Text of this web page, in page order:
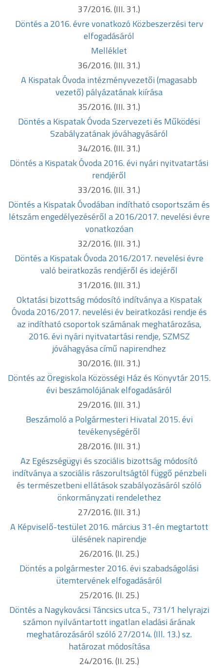
37/2016. (III. 31.)
Döntés a 2016. évre vonatkozó Közbeszerzési terv
elfogadásáról
Melléklet
36/2016. (III. 31.)
A Kispatak Óvoda intézményvezetői (magasabb
vezető) pályázatának kiírása
35/2016. (III. 31.)
Döntés a Kispatak Óvoda Szervezeti és Működési
Szabályzatánakjóváhagyásáról
34/2016. (III. 31.)
Döntés a Kispatak Óvoda 2016. évi nyári nyitvatartási
rendjéről
33/2016. (III. 31.)
Döntés a Kispatak Óvodában indítható csoportszám és
létszámengedélyezéséről a 2016/2017. nevelési évre
vonatkozóan
32/2016. (III. 31.)
Döntés a Kispatak Óvoda 2016/2017. nevelési évre
való beiratkozás rendjéről és idejéről
31/2016. (III. 31.)
Oktatási bizottság módosító indítványa a Kispatak
Óvoda 2016/2017. nevelési év beiratkozási rendje és
az indítható csoportok számának meghatározása,
2016. évi nyári nyitvatartási rendje, SZMSZ
jóváhagyása című napirendhez
30/2016. (III. 31.)
Döntés az Öregiskola Közösségi Ház és Könyvtár 2015.
évi beszámolójának elfogadásáról
29/2016. (III. 31.)
Beszámoló a Polgármesteri Hivatal 2015. évi
tevékenységéről
28/2016. (III. 31.)
Az Egészségügyi és szociális bizottság módosító
indítványa a szociális rászorultságtól függő pénzbeli
és természetbeni ellátások szabályozásáról szóló
önkormányzati rendelethez
27/2016. (III. 31.)
A Képviselő-testület 2016. március 31-én megtartott
ülésének napirendje
26/2016. (II. 25.)
Döntés a polgármester 2016. évi szabadságolási
ütemtervénekelfogadásáról
25/2016. (II. 25.)
Döntés a Nagykovácsi Táncsics utca 5., 731/1 helyrajzi
számon nyilvántartott ingatlan eladási árának
meghatározásáról szóló 27/2014. (Ill. 13.)sz.
határozat módosítása
24/2016. (II. 25.)